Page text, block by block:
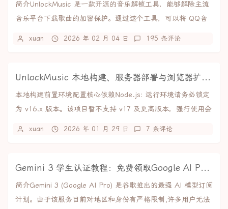
简介UnlockMusic 是一款开源的音乐解锁工具，能够解除主流
音乐平台下载歌曲的加密保护。通过这个工具，可以将 QQ音
xuan 2026 年 02 月 04 日 195 条评论
UnlockMusic 本地构建、服务器部署与浏览器扩展制作教程
本地构建前置环境配置核心依赖Node.js: 运行环境请务必锁定
为 v16.x 版本。该项目暂不支持 v17 及更高版本，强行使用会
xuan 2026 年 01 月 29 日 7 条评论
Gemini 3 学生认证教程：免费领取Google AI Pro全部福利
简介Gemini 3 (Google AI Pro) 是谷歌推出的最强 AI 模型订阅
计划。由于该服务目前对地区和身份有严格限制,许多用户无法